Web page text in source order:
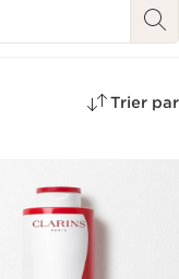
Trier par